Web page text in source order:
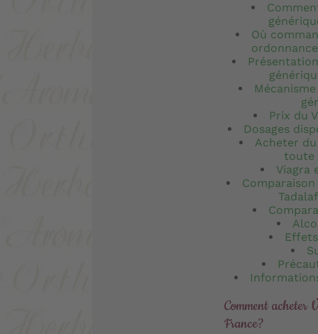
Où
Prix du
Dosages
Acheter
toute
Viagra
Comment acheter
France?